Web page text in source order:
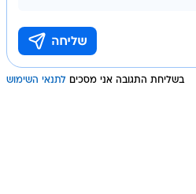
בשליחת התגובה אני מסכים לתנאי השימוש